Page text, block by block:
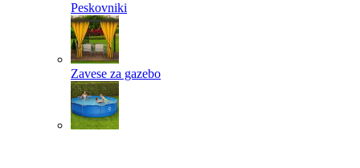
Peskovniki
Zavese za gazebo